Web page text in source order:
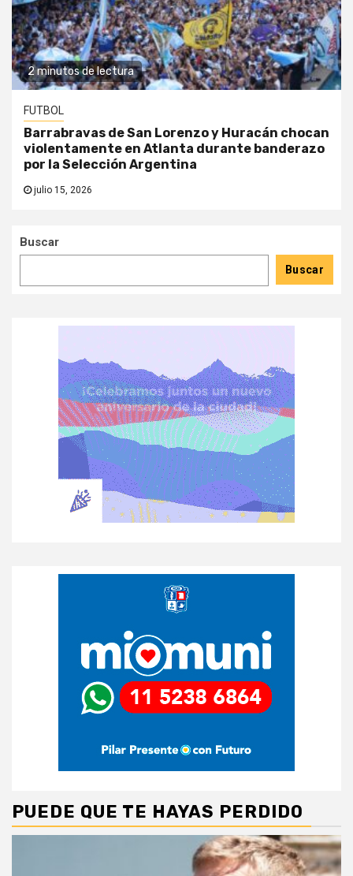
2 minutos de lectura
FUTBOL
Barrabravas de San Lorenzo y Huracán chocan
violentamente en Atlanta durante banderazo
por la Selección Argentina
julio 15, 2026
Buscar
Buscar
PUEDE QUE TE HAYAS PERDIDO